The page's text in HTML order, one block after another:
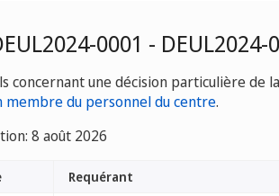
0001 - DEUL2024-
concernant une décision particulière de
membre du personnel du centre.
8 août 2026
Requérant